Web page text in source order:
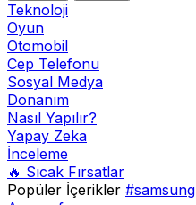
Teknoloji
Oyun
Otomobil
Cep Telefonu
Sosyal Medya
Donanım
Nasıl Yapılır?
Yapay Zeka
İnceleme
🔥 Sıcak Fırsatlar
Popüler İçerikler #samsung